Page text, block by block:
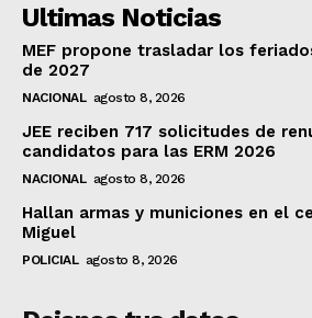
Ultimas Noticias
MEF propone trasladar los
de 2027
NACIONAL agosto 8, 2026
JEE reciben 717 solicitudes de
candidatos para las ERM 2026
NACIONAL agosto 8, 2026
Hallan armas y municiones en el
Miguel
POLICIAL agosto 8, 2026